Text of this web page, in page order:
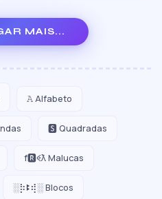
MAIS...
𝙰 Alfabeto
🆂 Quadradas
f🆁ꈼƛ Malucas
░⡷ꔪ⢾░ Blocos